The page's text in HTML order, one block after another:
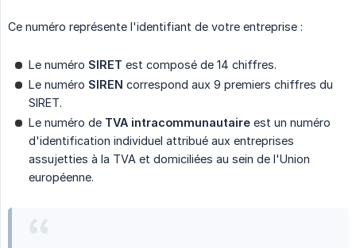
Ce numéro représente l'identifiant de votre entreprise :
Le numéro SIRET est composé de 14 chiffres.
Le numéro SIREN correspond aux 9 premiers chiffres du
SIRET.
Le numéro de TVA intracommunautaire est un numéro
d'identification individuel attribué aux entreprises
assujetties à la TVA et domiciliées au sein de l'Union
européenne.